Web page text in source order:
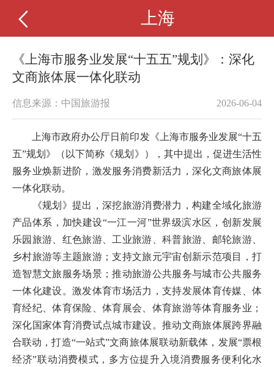
上海
《上海市服务业发展“十五五”规划》：深化
文商旅体展一体化联动
信息来源：中国旅游报 2026-06-04
上海市政府办公厅日前印发《上海市服务业发展“十五
五”规划》（以下简称《规划》），其中提出，促进生活性
服务业焕新进阶，激发服务消费新活力，深化文商旅体展
一体化联动。
《规划》提出，深挖旅游消费潜力，构建全域化旅游
产品体系，加快建设“一江一河”世界级滨水区，创新发展
乐园旅游、红色旅游、工业旅游、科普旅游、邮轮旅游、
乡村旅游等主题旅游；支持文旅元宇宙创新示范项目，打
造智慧文旅服务场景；推动旅游公共服务与城市公共服务
一体化建设。激发体育市场活力，支持发展体育传媒、体
育经纪、体育保险、体育展会、体育旅游等体育服务业；
深化国家体育消费试点城市建设。推动文商旅体展跨界融
合联动，打造“一站式”文商旅体展联动新载体，发展“票根
经济”联动消费模式，多方位提升入境消费服务便利化水